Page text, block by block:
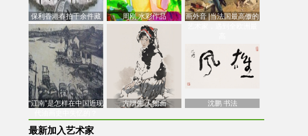
保利香港春拍千余件藏
品估价逾7亿港元，吴冠
中
周刚 水彩作品
画外音 |当法国最高傲的
“江南”是怎样在中国近现
方增先 人物画 沈鹏 书法
最新加入艺术家